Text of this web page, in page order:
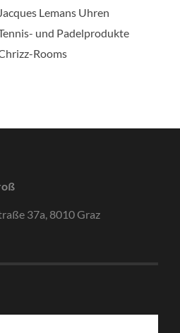
Lemans Uhren
und Padelprodukte
Rooms
37a, 8010 Graz